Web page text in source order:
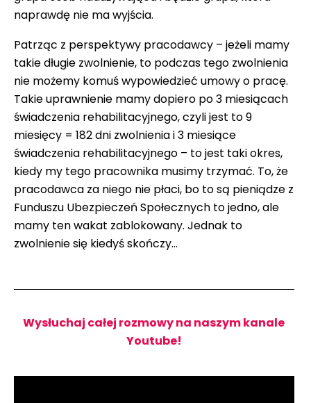
naprawdę nie ma wyjścia.
Patrząc z perspektywy pracodawcy – jeżeli mamy
takie długie zwolnienie, to podczas tego zwolnienia
nie możemy komuś wypowiedzieć umowy o pracę.
Takie uprawnienie mamy dopiero po 3 miesiącach
świadczenia rehabilitacyjnego, czyli jest to 9
miesięcy = 182 dni zwolnienia i 3 miesiące
świadczenia rehabilitacyjnego – to jest taki okres,
kiedy my tego pracownika musimy trzymać. To, że
pracodawca za niego nie płaci, bo to są pieniądze z
Funduszu Ubezpieczeń Społecznych to jedno, ale
mamy ten wakat zablokowany. Jednak to
zwolnienie się kiedyś skończy…
Wysłuchaj całej rozmowy na naszym kanale
Youtube!